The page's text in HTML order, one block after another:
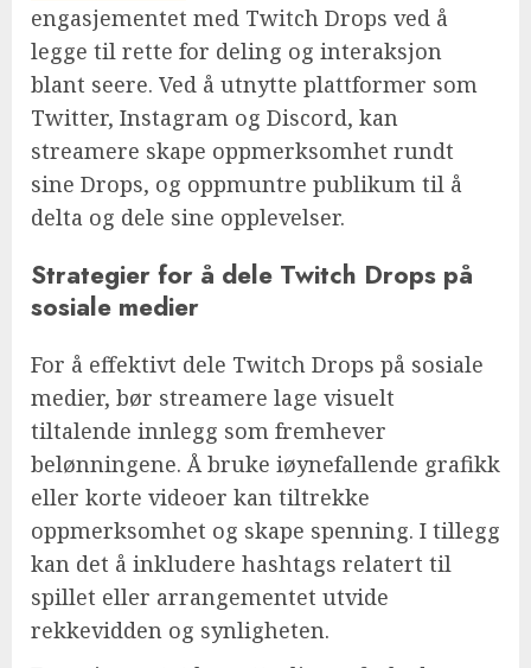
engasjementet med Twitch Drops ved å
legge til rette for deling og interaksjon
blant seere. Ved å utnytte plattformer som
Twitter, Instagram og Discord, kan
streamere skape oppmerksomhet rundt
sine Drops, og oppmuntre publikum til å
delta og dele sine opplevelser.
Strategier for å dele Twitch Drops på
sosiale medier
For å effektivt dele Twitch Drops på sosiale
medier, bør streamere lage visuelt
tiltalende innlegg som fremhever
belønningene. Å bruke iøynefallende grafikk
eller korte videoer kan tiltrekke
oppmerksomhet og skape spenning. I tillegg
kan det å inkludere hashtags relatert til
spillet eller arrangementet utvide
rekkevidden og synligheten.